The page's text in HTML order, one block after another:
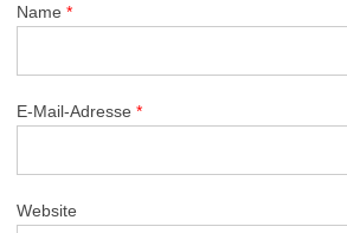
Name *
E-Mail-Adresse *
Website